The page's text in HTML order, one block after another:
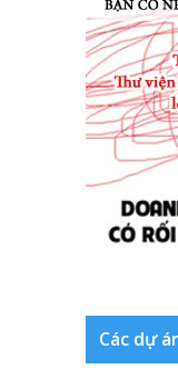
Các dự